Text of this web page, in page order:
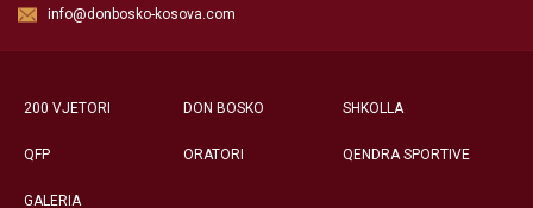
info@donbosko-kosova.com
200 VJETORI DON BOSKO SHKOLLA
QFP ORATORI QENDRA SPORTIVE
GALERIA